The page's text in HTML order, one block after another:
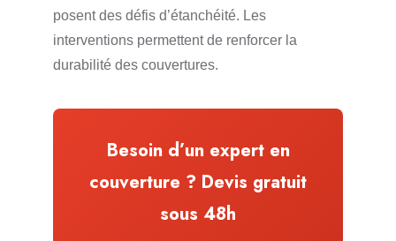
posent des défis d’étanchéité. Les
interventions permettent de renforcer la
durabilité des couvertures.
Besoin d’un expert en
couverture ? Devis gratuit
sous 48h